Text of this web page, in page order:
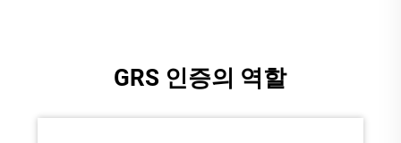
GRS 인증의 역할